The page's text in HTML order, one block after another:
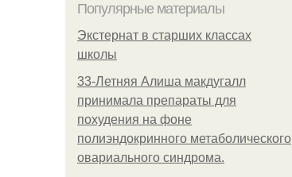
Популярные материалы
Экстернат в старших классах
школы
33-Летняя Алиша макдугалл
принимала препараты для
похудения на фоне
полиэндокринного метаболического
овариального синдрома.